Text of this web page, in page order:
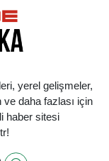
yerel gelişmeler,
daha fazlası için
haber sitesi